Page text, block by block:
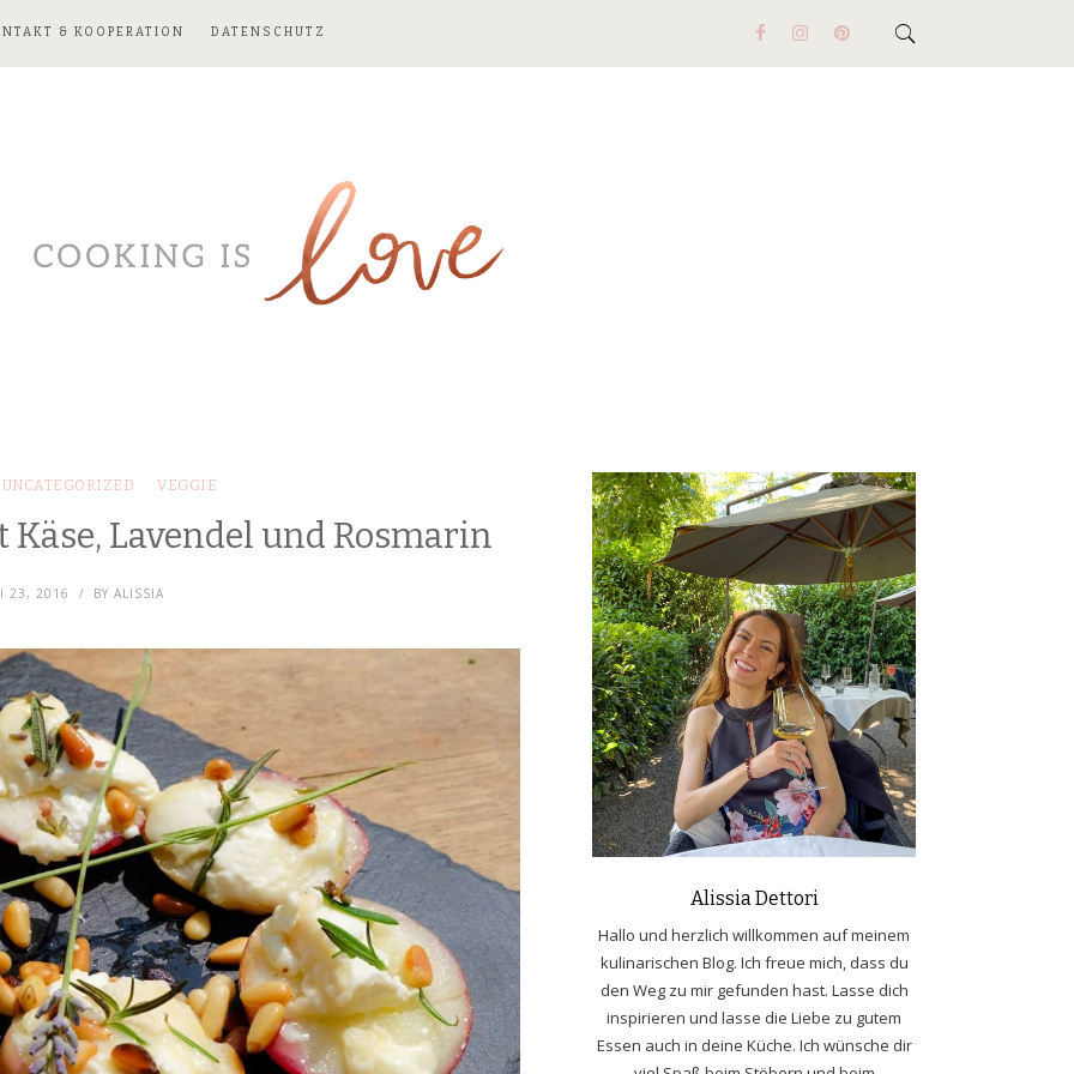
& KOOPERATION DATENSCHUTZ
UNCATEGORIZED VEGGIE
Lavendel und Rosmarin
23, 2016 BY ALISSIA
Alissia Dettori
Hallo und herzlich willkommen auf meinem
kulinarischen Blog. Ich freue mich, dass du
den Weg zu mir gefunden hast. Lasse dich
inspirieren und lasse die Liebe zu gutem
Essen auch in deine Küche. Ich wünsche dir